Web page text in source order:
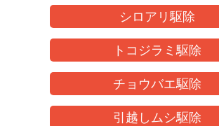
シロアリ駆除
トコジラミ駆除
チョウバエ駆除
引越しムシ駆除